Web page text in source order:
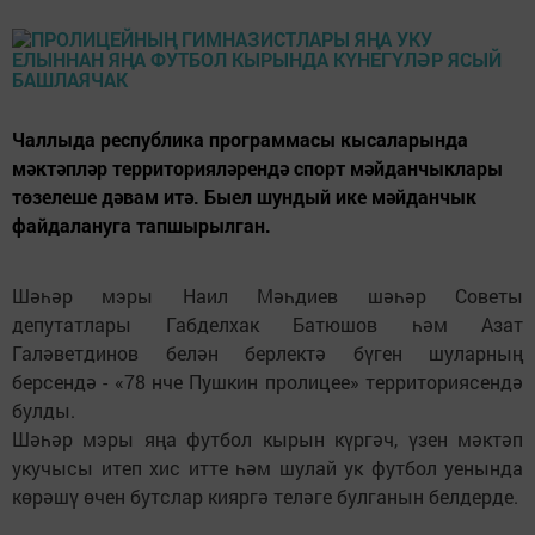
Чаллыда республика программасы кысаларында
мәктәпләр территорияләрендә спорт мәйданчыклары
төзелеше дәвам итә. Быел шундый ике мәйданчык
файдалануга тапшырылган.
Шәһәр мэры Наил Мәһдиев шәһәр Советы
депутатлары Габделхак Батюшов һәм Азат
Галәветдинов белән берлектә бүген шуларның
берсендә - «78 нче Пушкин пролицее» территориясендә
булды.
Шәһәр мэры яңа футбол кырын күргәч, үзен мәктәп
укучысы итеп хис итте һәм шулай ук футбол уенында
көрәшү өчен бутслар кияргә теләге булганын белдерде.